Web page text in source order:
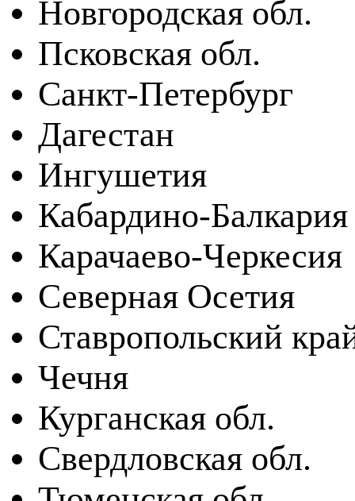
Новгородская обл.
Псковская обл.
Санкт-Петербург
Дагестан
Ингушетия
Кабардино-Балкария
Карачаево-Черкесия
Северная Осетия
Ставропольский
Чечня
Курганская обл.
Свердловская обл.